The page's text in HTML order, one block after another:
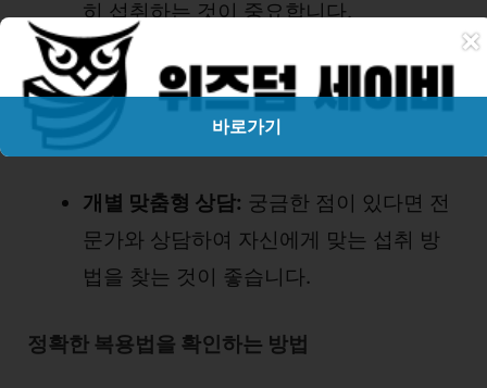
히 섭취하는 것이 중요합니다.
균형 잡힌 식단과 운동:콜레올로지 컷은
건강기능식품이므로, 건강한 식단과 규칙
적인 운동을 병행하는 것이 좋습니다.
개별 맞춤형 상담: 궁금한 점이 있다면 전
문가와 상담하여 자신에게 맞는 섭취 방
법을 찾는 것이 좋습니다.
정확한 복용법을 확인하는 방법
×
바로가기